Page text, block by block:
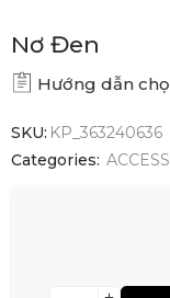
Nơ Đen
Hướng dẫn
SKU: KP_363240636
Categories: